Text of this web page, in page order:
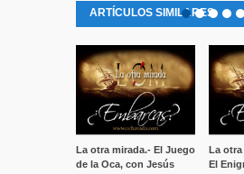
ARTÍCULOS SIMILARES
La otra mirada.- El Juego
de la Oca, con Jesús
La otra
El